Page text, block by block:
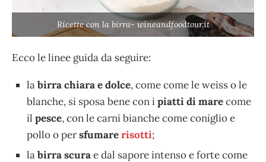
Ricette con la birra- wineandfoodtour.it
Ecco le linee guida da seguire:
labirra chiara e dolce, come come le weiss o le
blanche, si sposa bene con ipiatti di marecome
il pesce, con le carni bianche come coniglio e
pollo o persfumarerisotti;
labirra scurae dal sapore intenso e forte come